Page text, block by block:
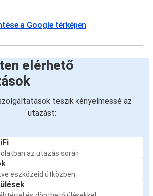
a Google térképen
elérhető
teszik kényelmessé az
utazást:
az utazás során
eszközeid útközben